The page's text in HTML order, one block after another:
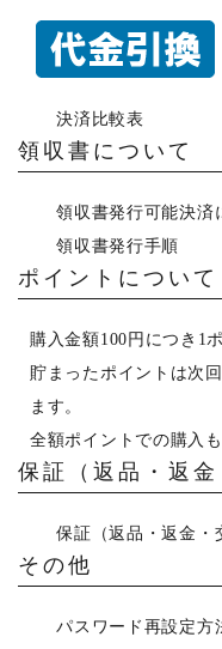
決済比較表
領収書について
領収書発行可能決済
領収書発行手順
ポイントについて
購入金額100円につき1
貯まったポイントは次
ます。
全額ポイントでの購入も
保証（返品・返
保証（返品・返金・
その他
パスワード再設定方